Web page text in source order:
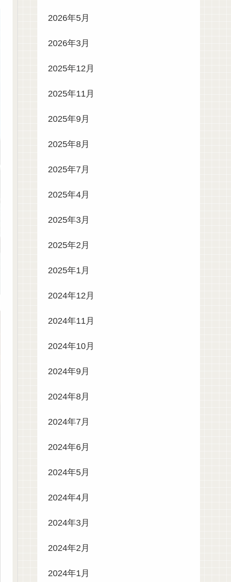
2026年5月
2026年3月
2025年12月
2025年11月
2025年9月
2025年8月
2025年7月
2025年4月
2025年3月
2025年2月
2025年1月
2024年12月
2024年11月
2024年10月
2024年9月
2024年8月
2024年7月
2024年6月
2024年5月
2024年4月
2024年3月
2024年2月
2024年1月